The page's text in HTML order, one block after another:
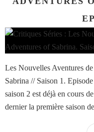
Les Nouvelles Aventures
Sabrina // Saison 1.
saison 2 est déjà en cours
dernier la première saison